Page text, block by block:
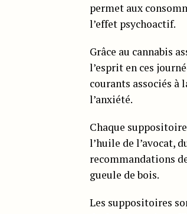
permet aux
l’effet psychoactif.
Grâce au cannabis
l’esprit en ces
courants associés
l’anxiété.
Chaque
l’huile de l’avocat,
recommandations
gueule de bois.
Les suppositoires